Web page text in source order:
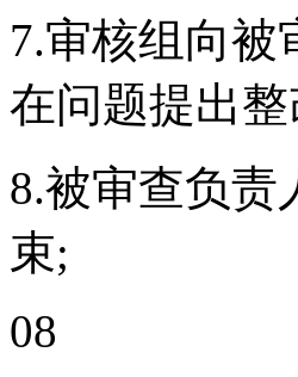
7.审核组向被
在问题提出
8.被审查负责
束;
08